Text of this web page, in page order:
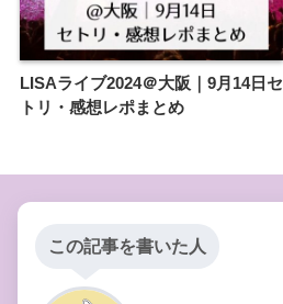
LISAライブ2024＠大阪｜9月14日セ
トリ・感想レポまとめ
この記事を書いた人